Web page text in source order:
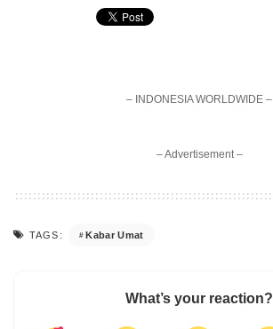
– INDONESIA WORLDWIDE –
– Advertisement –
TAGS: Kabar Umat
What’s your reaction?